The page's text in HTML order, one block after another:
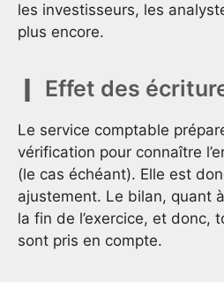
les investisseurs, les
plus encore.
Effet des
Le service comptable
vérification pour connaître
(le cas échéant). Elle est
ajustement. Le bilan, quant
la fin de l’exercice, et donc,
sont pris en compte.